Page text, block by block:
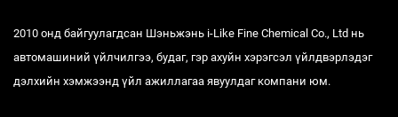
2010 онд байгуулагдсан Шэньжэнь i-Like Fine Chemical Co., Ltd нь
автомашиний үйлчилгээ, будаг, гэр ахуйн хэрэгсэл үйлдвэрлэдэг
дэлхийн хэмжээнд үйл ажиллагаа явуулдаг компани юм.